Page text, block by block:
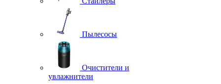
Пылесосы
Очистители и
увлажнители